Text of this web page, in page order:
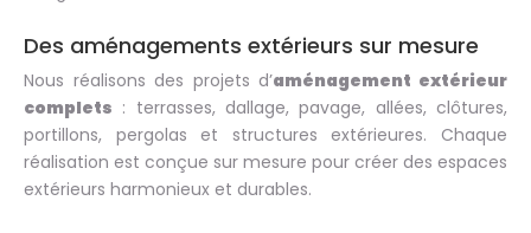
Des aménagements extérieurs sur mesure
Nous réalisons des projets d’aménagement extérieur
complets : terrasses, dallage, pavage, allées, clôtures,
portillons, pergolas et structures extérieures. Chaque
réalisation est conçue sur mesure pour créer des espaces
extérieurs harmonieux et durables.